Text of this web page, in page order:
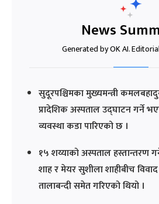
News
Generated by OK AI.
सुदूरपश्चिमका मुख्यमन्त्री
प्रादेशिक अस्पताल उद्घाटन गर्ने
व्यवस्था कडा पारिएको छ ।
१५ शय्याको अस्पताल हस्तान्तरण
शाह र मेयर सुशीला शाहीबीच
तालाबन्दी समेत गरिएको थियो ।